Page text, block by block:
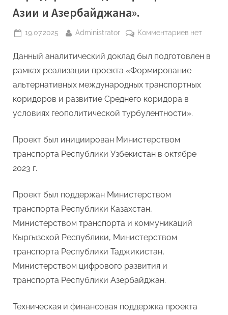
Азии и Азербайджана».
Posted
19.07.2025 By
Administrator Комментариевк
В
июле
доклад
взгляд
нет
Данный аналитический доклад был подготовлен в
рамках реализации проекта «Формирование
альтернативных международных транспортных
коридоров и развитие Среднего коридора в
условиях геополитической турбулентности».
Проект был инициирован Министерством
транспорта Республики Узбекистан в октябре
2023 г.
Проект был поддержан Министерством
транспорта Республики Казахстан,
Министерством транспорта и коммуникаций
Кыргызской Республики, Министерством
транспорта Республики Таджикистан,
Министерством цифрового развития и
транспорта Республики Азербайджан.
Техническая и финансовая поддержка проекта